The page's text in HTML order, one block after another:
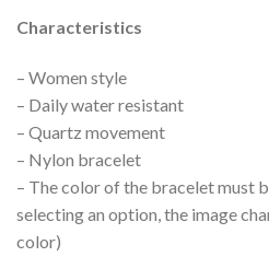
Characteristics
– Women style
– Daily water resistant
– Quartz movement
– Nylon bracelet
– The color of the bracelet must
selecting an option, the image
color)